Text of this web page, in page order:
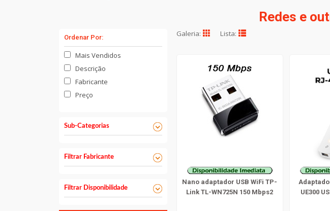
Redes e
Ordenar Por:
Mais Vendidos
Descrição
Fabricante
Preço
Sub-Categorias
Filtrar Fabricante
Filtrar Disponibilidade
Galeria: Lista:
Nano adaptador USB WiFi TP-
Link TL-WN725N 150 Mbps2
UE300